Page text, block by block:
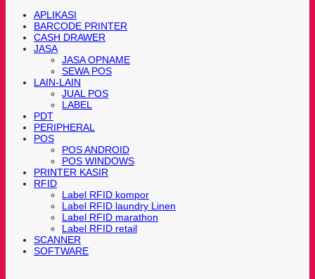
APLIKASI
BARCODE PRINTER
CASH DRAWER
JASA
JASA OPNAME
SEWA POS
LAIN-LAIN
JUAL POS
LABEL
PDT
PERIPHERAL
POS
POS ANDROID
POS WINDOWS
PRINTER KASIR
RFID
Label RFID kompor
Label RFID laundry Linen
Label RFID marathon
Label RFID retail
SCANNER
SOFTWARE